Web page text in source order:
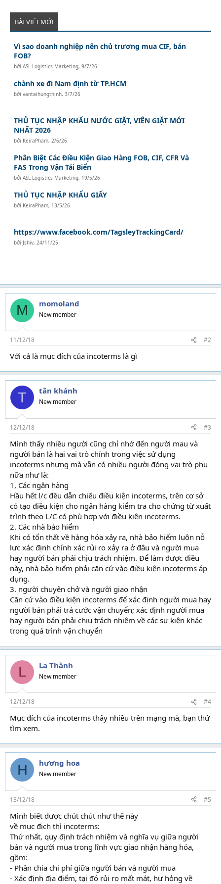
BÀI VIẾT MỚI
Vì sao doanh nghiệp nên chủ trương mua CIF, bán
FOB?
bởiASL Logistics Marketing,9/7/26
chành xe đi Nam định từ TP.HCM
bởivantaihungthinh,3/7/26
THỦ TỤC NHẬP KHẨU NƯỚC GIẶT, VIÊN GIẶT MỚI
NHẤT 2026
bởi KeiraPham, 2/6/26
Phân Biệt Các Điều Kiện Giao Hàng FOB, CIF, CFR Và
FAS Trong Vận Tải Biển
bởiASL Logistics Marketing, 19/5/26
THỦ TỤC NHẬP KHẨU GIẤY
bởi KeiraPham, 13/5/26
https://www.facebook.com/TagsleyTrackingCard/
bởi Jshiv, 24/11/25
M momoland
New member
11/12/18 #2
Với cả là mục đích của incoterms là gì
T tân khánh
New member
12/12/18 #3
Mình thấy nhiều người cũng chỉ nhớ đến người mau và
người bán là hai vai trò chính trong việc sử dụng
incoterms nhưng mà vẫn có nhiều người đóng vai trò phụ
nữa như là:
1, Các ngân hàng
Hầu hết l/c đều dẫn chiếu điều kiện incoterms, trên cơ sở
có tạo điều kiện cho ngân hàng kiểm tra cho chứng từ xuất
trình theo L/C có phù hợp với điều kiện incoterms.
2. Các nhà bảo hiểm
Khi có tổn thất về hàng hóa xảy ra, nhà bảo hiểm luôn nỗ
lực xác định chính xác rủi ro xảy ra ở đâu và người mua
hay người bán phải chịu trách nhiệm. Để làm được điều
này, nhà bảo hiểm phải căn cứ vào điều kiện incoterms áp
dụng.
3. người chuyên chở và người giao nhận
Căn cứ vào điều kiện incoterms để xác định người mua hay
người bán phải trả cước vận chuyển; xác định người mua
hay người bán phải chịu trách nhiệm về các sự kiện khác
trong quá trình vận chuyển
L La Thành
New member
12/12/18 #4
Mục đích của incoterms thấy nhiều trên mạng mà, bạn thử
tìm xem.
H hương hoa
New member
13/12/18 #5
Mình biết được chút chút như thế này
về mục đich thì incoterms:
Thứ nhất, quy định trách nhiệm và nghĩa vụ giữa người
bán và người mua trong lĩnh vực giao nhận hàng hóa,
gồm:
- Phân chia chi phí giữa người bán và người mua
- Xác định địa điểm, tại đó rủi ro mất mát, hư hỏng về